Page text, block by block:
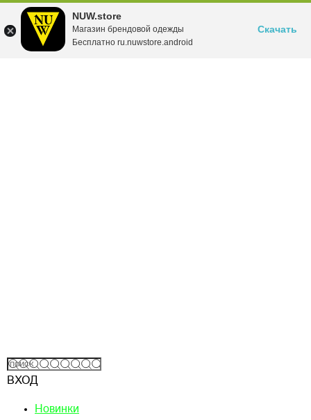
NUW.store
Магазин брендовой одежды
Бесплатно ru.nuwstore.android
Скачать
ВХОД
Новинки